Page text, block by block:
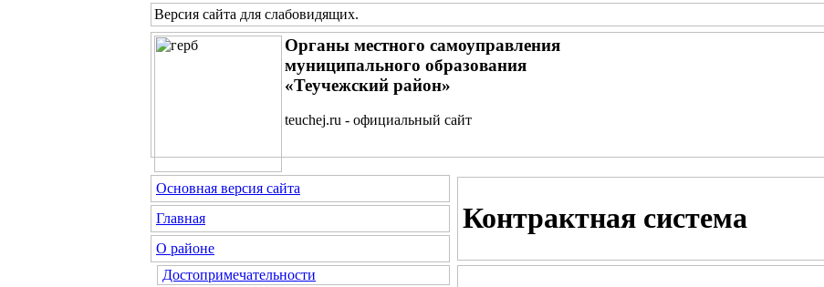
Версия сайта для слабовидящих.
Органы местного самоуправления
муниципального образования
«Теучежский район»
teuchej.ru - официальный сайт
Основная версия сайта
Главная
О районе
Достопримечательности
Контрактная система